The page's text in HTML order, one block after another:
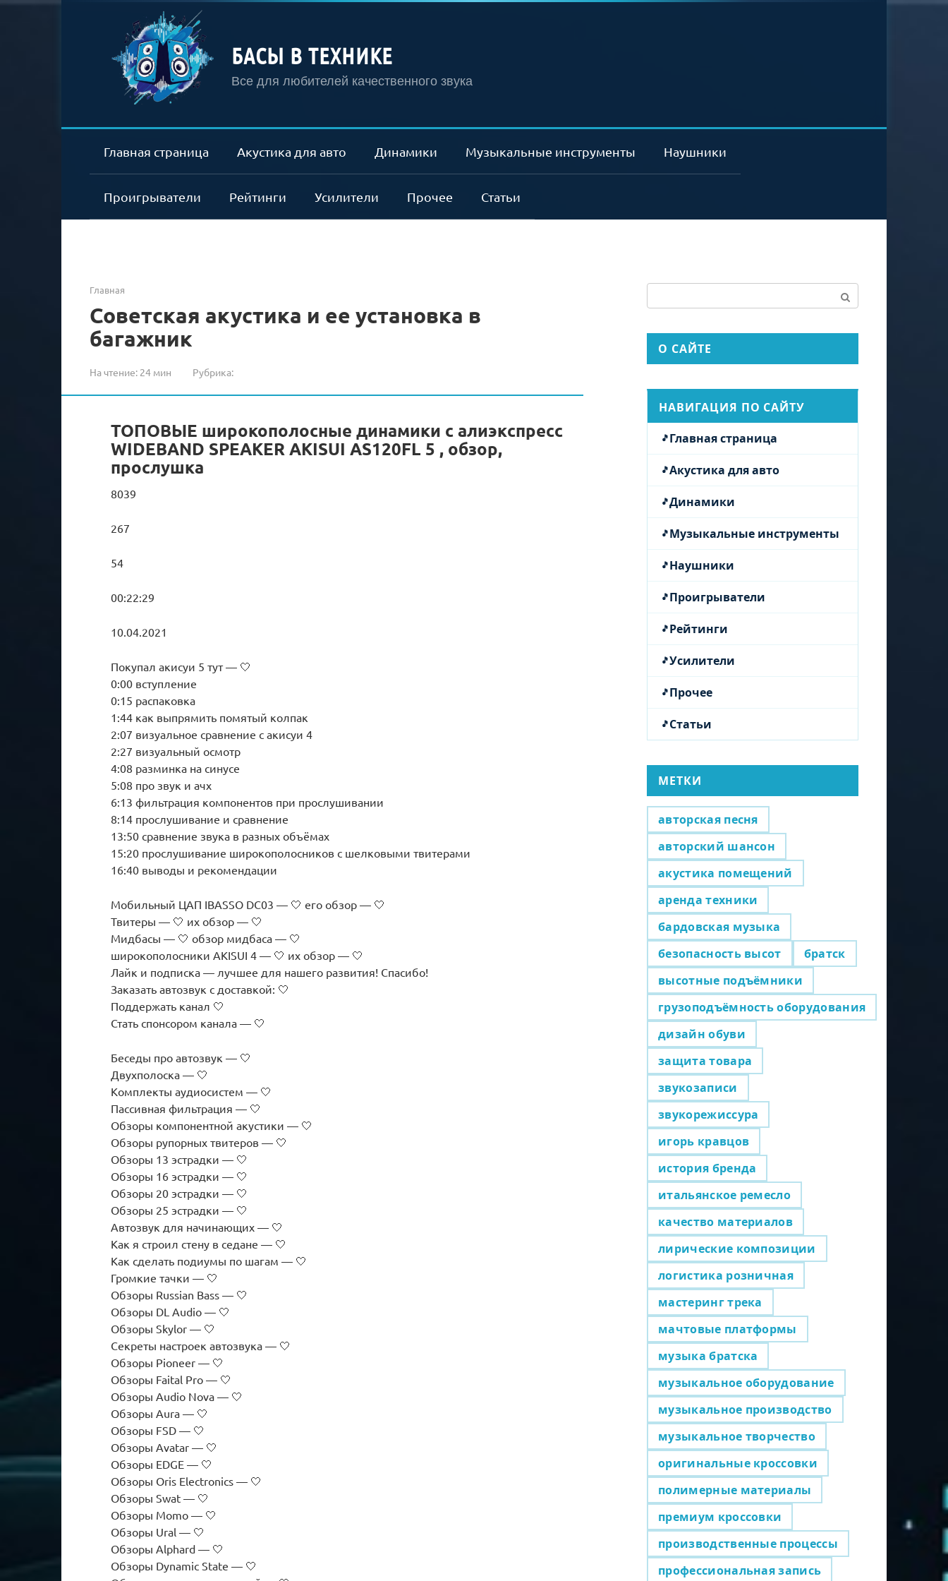
БАСЫ В ТЕХНИКЕ
Все для любителей качественного звука
Главная страница Акустика для авто Динамики Музыкальные инструменты Наушники
Проигрыватели Рейтинги Усилители Прочее Статьи
Главная
Советская акустика и ее установка в
багажник
На чтение: 24 мин Рубрика:
ТОПОВЫЕ широкополосные динамики с алиэкспресс
WIDEBAND SPEAKER AKISUI AS120FL 5 , обзор,
прослушка
8039
267
54
00:22:29
10.04.2021
Покупал акисуи 5 тут — 🤍
0:00 вступление
0:15 распаковка
1:44 как выпрямить помятый колпак
2:07 визуальное сравнение с акисуи 4
2:27 визуальный осмотр
4:08 разминка на синусе
5:08 про звук и ачх
6:13 фильтрация компонентов при прослушивании
8:14 прослушивание и сравнение
13:50 сравнение звука в разных объёмах
15:20 прослушивание широкополосников с шелковыми твитерами
16:40 выводы и рекомендации
Мобильный ЦАП IBASSO DC03 — 🤍 его обзор — 🤍
Твитеры — 🤍 их обзор — 🤍
Мидбасы — 🤍 обзор мидбаса — 🤍
широкополосники AKISUI 4 — 🤍 их обзор — 🤍
Лайк и подписка — лучшее для нашего развития! Спасибо!
Заказать автозвук с доставкой: 🤍
Поддержать канал 🤍
Стать спонсором канала — 🤍
Беседы про автозвук — 🤍
Двухполоска — 🤍
Комплекты аудиосистем — 🤍
Пассивная фильтрация — 🤍
Обзоры компонентной акустики — 🤍
Обзоры рупорных твитеров — 🤍
Обзоры 13 эстрадки — 🤍
Обзоры 16 эстрадки — 🤍
Обзоры 20 эстрадки — 🤍
Обзоры 25 эстрадки — 🤍
Автозвук для начинающих — 🤍
Как я строил стену в седане — 🤍
Как сделать подиумы по шагам — 🤍
Громкие тачки — 🤍
Обзоры Russian Bass — 🤍
Обзоры DL Audio — 🤍
Обзоры Skylor — 🤍
Секреты настроек автозвука — 🤍
Обзоры Pioneer — 🤍
Обзоры Faital Pro — 🤍
Обзоры Audio Nova — 🤍
Обзоры Aura — 🤍
Обзоры FSD — 🤍
Обзоры Avatar — 🤍
Обзоры EDGE — 🤍
Обзоры Oris Electronics — 🤍
Обзоры Swat — 🤍
Обзоры Momo — 🤍
Обзоры Ural — 🤍
Обзоры Alphard — 🤍
Обзоры Dynamic State — 🤍
О САЙТЕ
НАВИГАЦИЯ ПО САЙТУ
Главная страница
Акустика для авто
Динамики
Музыкальные инструменты
Наушники
Проигрыватели
Рейтинги
Усилители
Прочее
Статьи
МЕТКИ
авторская песня
авторский шансон
акустика помещений
аренда техники
бардовская музыка
безопасность высот
братск
высотные подъёмники
грузоподъёмность оборудования
дизайн обуви
защита товара
звукозаписи
звукорежиссура
игорь кравцов
история бренда
итальянское ремесло
качество материалов
лирические композиции
логистика розничная
мастеринг трека
мачтовые платформы
музыка братска
музыкальное оборудование
музыкальное производство
музыкальное творчество
оригинальные кроссовки
полимерные материалы
премиум кроссовки
производственные процессы
профессиональная запись